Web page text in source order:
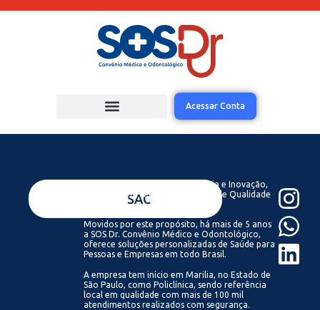
Acessar Conta
VENDASSAC
Acreditamos que com Tecnologia e Inovação,
todos podem ter acesso a Saúde de Qualidade
Movidos por este propósito, há mais de 5 anos
a SOS Dr. Convênio Médico e Odontológico,
oferece soluções personalizadas de Saúde para
Pessoas e Empresas em todo Brasil.
A empresa tem início em Marilia, no Estado de
São Paulo, como Policlínica, sendo referência
local em qualidade com mais de 100 mil
atendimentos realizados com segurança.